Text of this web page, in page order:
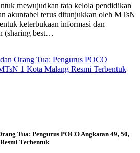
mewujudkan tata kelola pendidikan
akuntabel terus ditunjukkan oleh MTsN
keterbukaan informasi dan
(sharing best…
Tua: Pengurus POCO Angkatan 49, 50,
Terbentuk